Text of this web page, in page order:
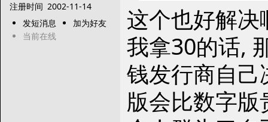
注册时间 2002-11-14
发短消息
加为好友
当前在线
这个也好解
我拿30的话,
钱发行商自
版会比数字